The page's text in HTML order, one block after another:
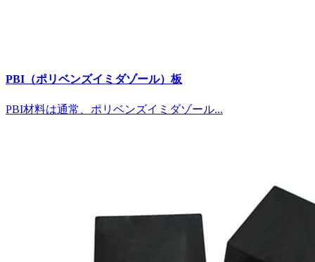
PBI（ポリベンズイミダゾール）板
PBI材料は通常、ポリベンズイミダゾール...